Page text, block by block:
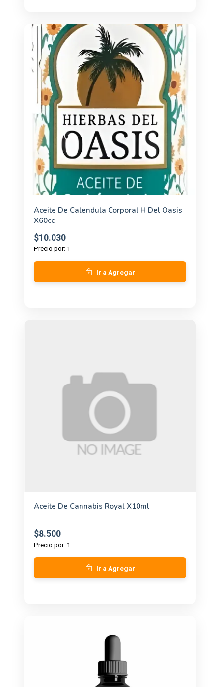
Aceite De Calendula Corporal H Del Oasis
X60cc
$10.030
Precio por: 1
Ir a Agregar
Aceite De Cannabis Royal X10ml
$8.500
Precio por: 1
Ir a Agregar